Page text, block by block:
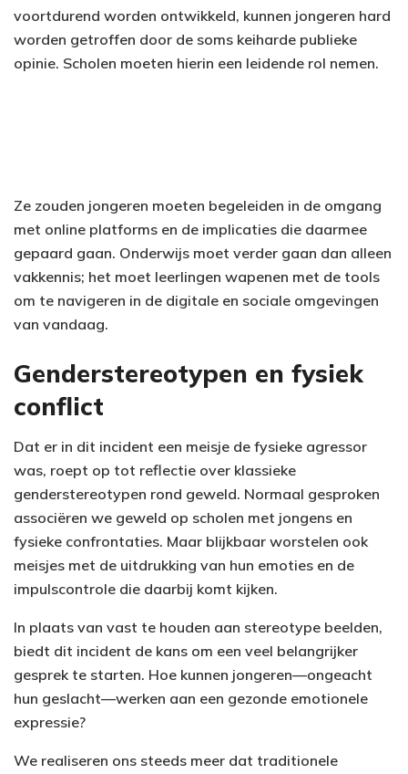
voortdurend worden ontwikkeld, kunnen jongeren hard
worden getroffen door de soms keiharde publieke
opinie. Scholen moeten hierin een leidende rol nemen.
Ze zouden jongeren moeten begeleiden in de omgang
met online platforms en de implicaties die daarmee
gepaard gaan. Onderwijs moet verder gaan dan alleen
vakkennis; het moet leerlingen wapenen met de tools
om te navigeren in de digitale en sociale omgevingen
van vandaag.
Genderstereotypen en fysiek
conflict
Dat er in dit incident een meisje de fysieke agressor
was, roept op tot reflectie over klassieke
genderstereotypen rond geweld. Normaal gesproken
associëren we geweld op scholen met jongens en
fysieke confrontaties. Maar blijkbaar worstelen ook
meisjes met de uitdrukking van hun emoties en de
impulscontrole die daarbij komt kijken.
In plaats van vast te houden aan stereotype beelden,
biedt dit incident de kans om een veel belangrijker
gesprek te starten. Hoe kunnen jongeren—ongeacht
hun geslacht—werken aan een gezonde emotionele
expressie?
We realiseren ons steeds meer dat traditionele